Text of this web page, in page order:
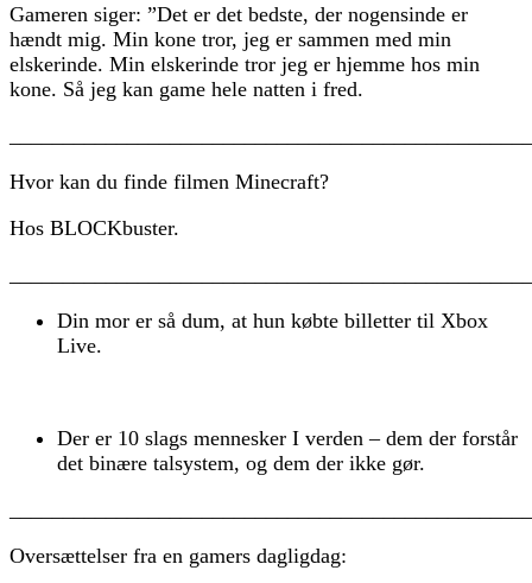
Gameren siger: ”Det er det bedste, der nogensinde er
hændt mig. Min kone tror, jeg er sammen med min
elskerinde. Min elskerinde tror jeg er hjemme hos min
kone. Så jeg kan game hele natten i fred.
Hvor kan du finde filmen Minecraft?
Hos BLOCKbuster.
Din mor er så dum, at hun købte billetter til Xbox
Live.
Der er 10 slags mennesker I verden – dem der forstår
det binære talsystem, og dem der ikke gør.
Oversættelser fra en gamers dagligdag: